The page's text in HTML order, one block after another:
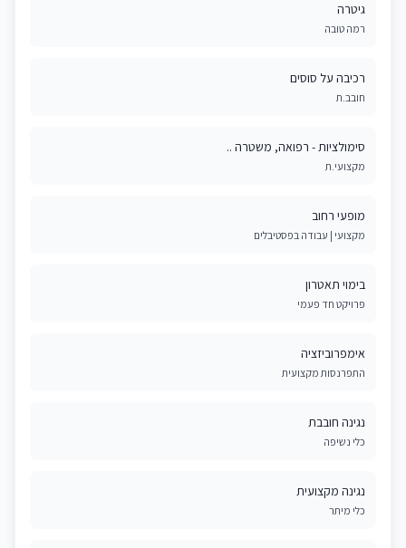
גיטרה
רמה טובה
רכיבה על סוסים
חובב.ת
סימולציות - רפואה, משטרה ..
מקצועי.ת
מופעי רחוב
מקצועי | עבודה בפסטיבלים
בימוי תאטרון
פרויקט חד פעמי
אימפרוביזציה
התפרנסות מקצועית
נגינה חובבת
כלי נשיפה
נגינה מקצועית
כלי מיתר